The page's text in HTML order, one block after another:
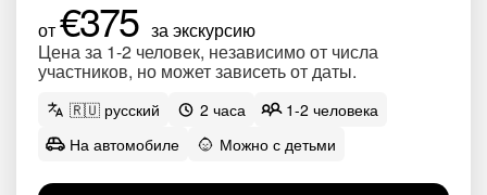
от€375 за экскурсию
Цена за 1-2 человек, независимо от числа
участников, но может зависеть от даты.
🇷🇺 русский 2 часа
1-2 человека
На автомобиле
Можно с детьми